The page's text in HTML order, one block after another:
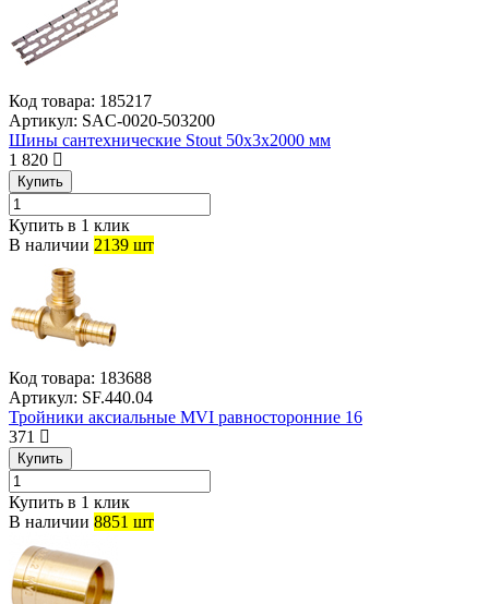
Код товара: 185217
Артикул: SAC-0020-503200
Шины сантехнические Stout 50x3x2000 мм
1 820
Купить
Купить в 1 клик
В наличии 2139 шт
Код товара: 183688
Артикул: SF.440.04
Тройники аксиальные MVI равносторонние 16
371
Купить
Купить в 1 клик
В наличии 8851 шт